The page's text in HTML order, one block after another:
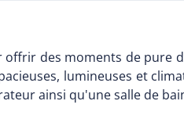
des moments de pure
lumineuses et
ainsi qu'une salle de